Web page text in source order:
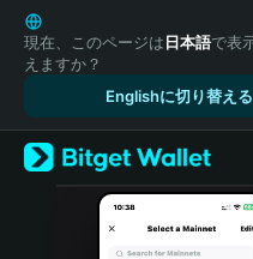
English
日本語
Tiếng Việt
Español (Latinoamérica)
Türkçe
Italiano
現在、このページは日本語で表
えますか？
Englishに切り替える